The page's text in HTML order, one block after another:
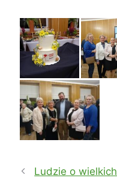
Ludzie o wielkich